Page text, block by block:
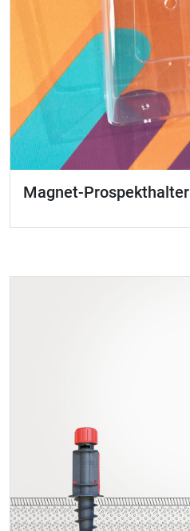
Magnet-Prospekthalter